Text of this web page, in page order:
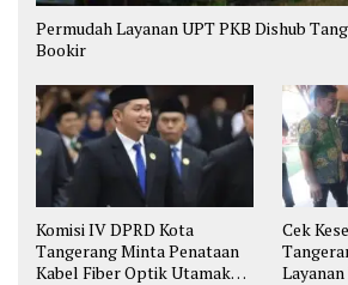
Permudah Layanan UPT PKB Dishub
Bookir
Komisi IV DPRD Kota
Tangerang Minta Penataan
Kabel Fiber Optik Utamakan
Cek